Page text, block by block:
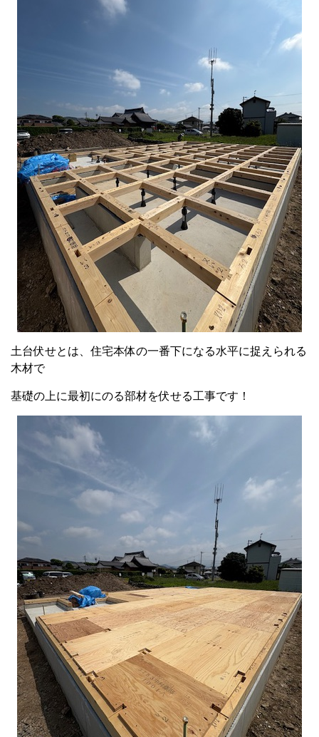
土台伏せとは、住宅本体の一番下になる水平に捉えられる
木材で
基礎の上に最初にのる部材を伏せる工事です！